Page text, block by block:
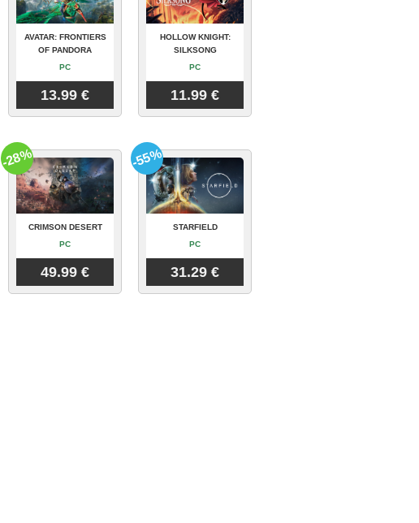
AVATAR: FRONTIERS
OF PANDORA
PC
13.99 €
HOLLOW KNIGHT:
SILKSONG
PC
11.99 €
CRIMSON DESERT
PC
49.99 €
-28%
STARFIELD
PC
31.29 €
-55%